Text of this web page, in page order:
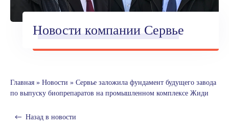
Новости компании Сервье
Главная » Новости » Сервье заложила фундамент будущего завода
по выпуску биопрепаратов на промышленном комплексе Жиди
Назад в новости